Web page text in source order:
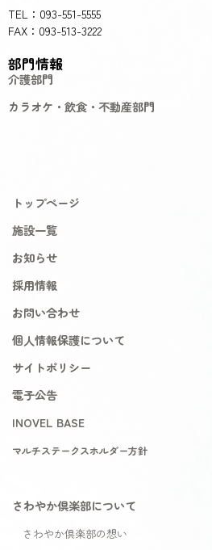
TEL：093-551-5555
FAX：093-513-3222
部門情報
介護部門
カラオケ・飲食・不動産部門
トップページ
施設一覧
お知らせ
採用情報
お問い合わせ
個人情報保護について
サイトポリシー
電子公告
INOVEL BASE
マルチステークスホルダー方針
さわやか倶楽部について
さわやか倶楽部の想い